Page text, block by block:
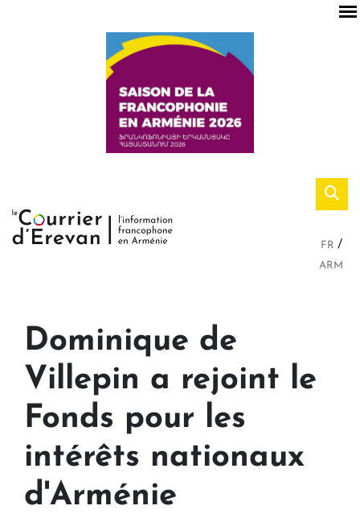
FR
ARM
Dominique de
Villepin a rejoint le
Fonds pour les
intérêts nationaux
d'Arménie